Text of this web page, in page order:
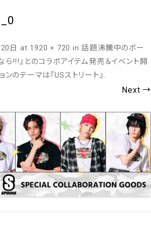
日 at 1920 × 720 in話題沸騰中のボー
ら!!!』とのコラボアイテム発売＆イベント開
のテーマは『USストリート』 .
Next →